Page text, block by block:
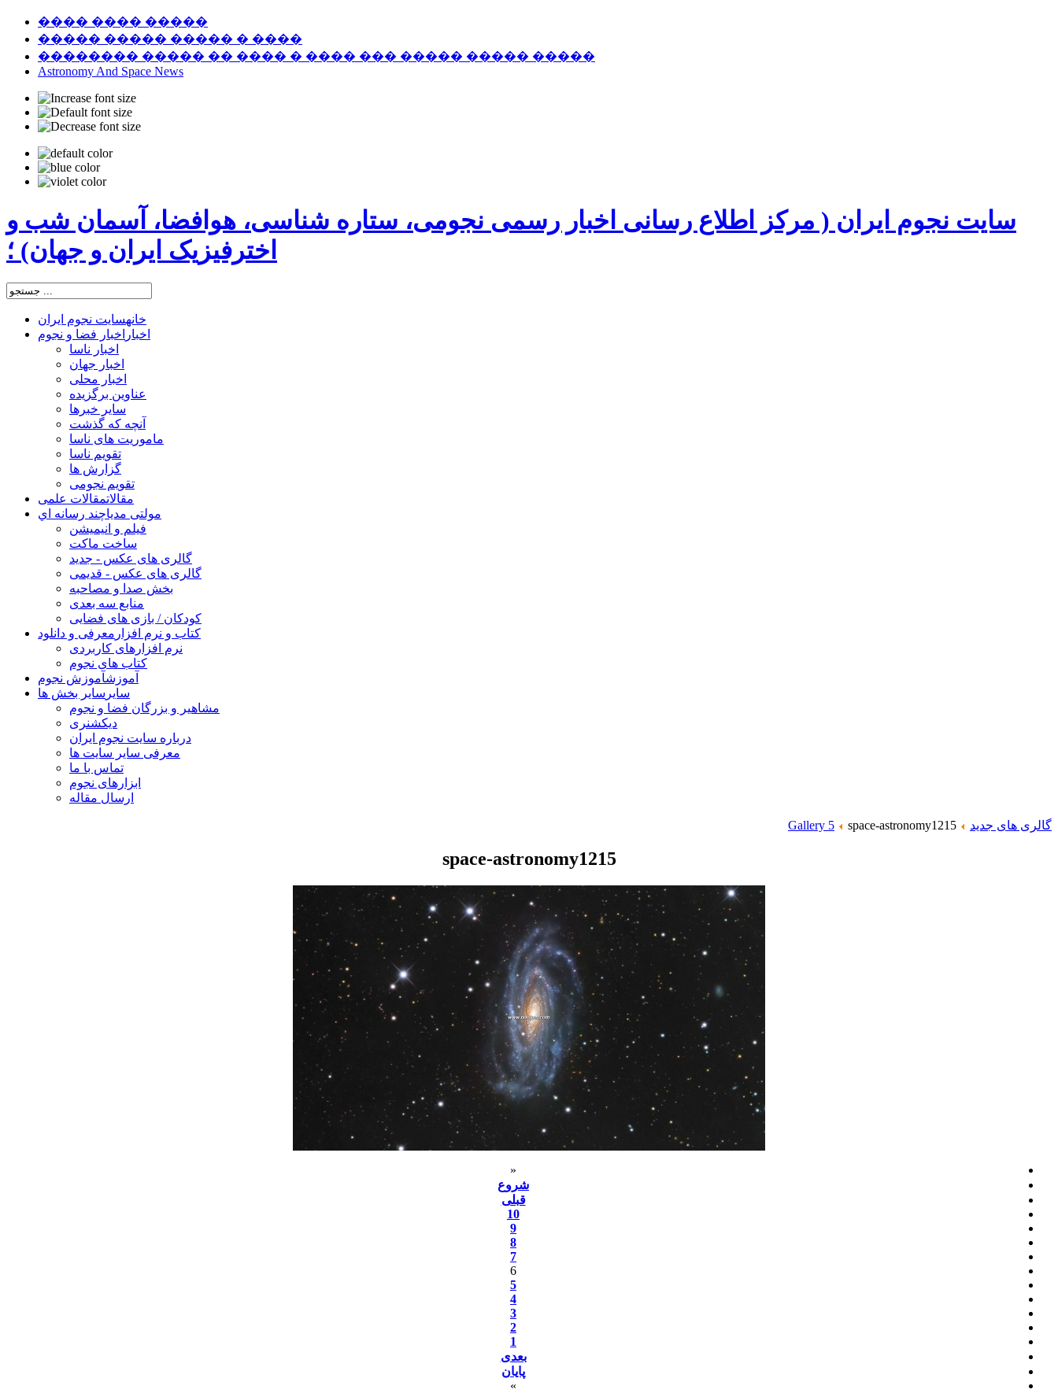
���� ���� �����
����� ����� ����� � ����
�������� ����� �� ���� � ���� ��� ����� ����� �����
Astronomy And Space News
سایت نجوم ایران ( مرکز اطلاع رسانی اخبار رسمی نجومی، ستاره شناسی، هوافضا، آسمان شب و
اخترفیزیک ایران و جهان) ؛
خانهسایت نجوم ایران
اخبار اخبار فضا و نجوم
اخبار ناسا
اخبار جهان
اخبار محلی
عناوین برگزیده
سایر خبرها
آنچه که گذشت
ماموریت های ناسا
تقویم ناسا
گزارش ها
تقویم نجومی
مقالاتمقالات علمی
مولتی مدیاچند رسانه اي
فیلم و انیمیشن
ساخت ماکت
گالری های عکس - جدید
گالری های عکس - قدیمی
بخش صدا و مصاحبه
منابع سه بعدی
کودکان / بازی های فضایی
کتاب و نرم افزار معرفی و دانلود
نرم افزارهای کاربردی
کتاب های نجوم
آموزشآموزش نجوم
سایر سایر بخش ها
مشاهیر و بزرگان فضا و نجوم
دیکشنری
درباره سایت نجوم ایران
معرفی سایر سایت ها
تماس با ما
ابزارهای نجوم
ارسال مقاله
گالری های جدید Gallery 5 space-astronomy1215
space-astronomy1215
«
شروع
قبلی
10
9
8
7
6
5
4
3
2
1
بعدی
پایان
»